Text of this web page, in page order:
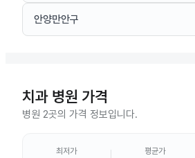
안양만안구
치과 병원 가격
병원 2곳의 가격 정보입니다.
최저가 평균가